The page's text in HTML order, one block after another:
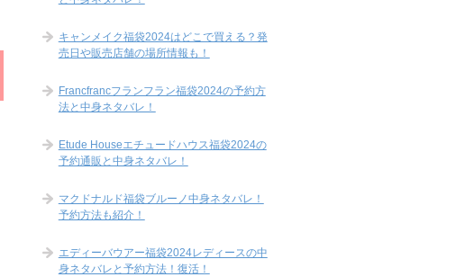
キャンメイク福袋2024はどこで買える？発
売日や販売店舗の場所情報も！
Francfrancフランフラン福袋2024の予約方
法と中身ネタバレ！
Etude Houseエチュードハウス福袋2024の
予約通販と中身ネタバレ！
マクドナルド福袋ブルーノ中身ネタバレ！
予約方法も紹介！
エディーバウアー福袋2024レディースの中
身ネタバレと予約方法！復活！